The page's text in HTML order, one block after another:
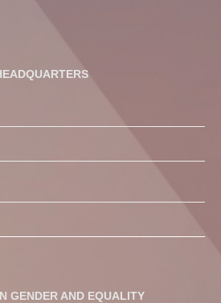
GENDER AND EQUALITY